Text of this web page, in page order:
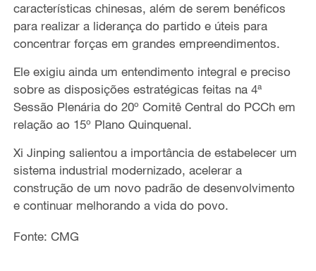
características chinesas, além de serem benéficos
para realizar a liderança do partido e úteis para
concentrar forças em grandes empreendimentos.
Ele exigiu ainda um entendimento integral e preciso
sobre as disposições estratégicas feitas na 4ª
Sessão Plenária do 20º Comitê Central do PCCh em
relação ao 15º Plano Quinquenal.
Xi Jinping salientou a importância de estabelecer um
sistema industrial modernizado, acelerar a
construção de um novo padrão de desenvolvimento
e continuar melhorando a vida do povo.
Fonte: CMG